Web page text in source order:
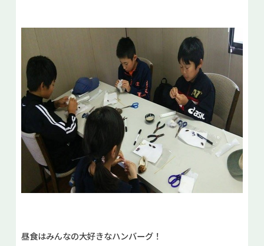
昼食はみんなの大好きなハンバーグ！